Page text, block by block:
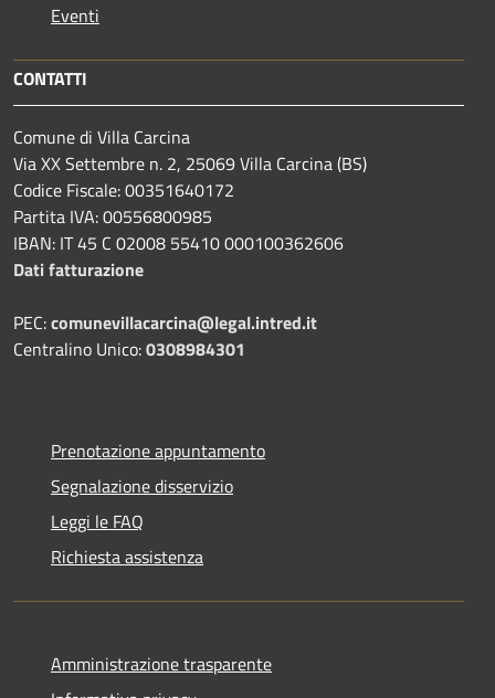
Eventi
CONTATTI
Comune di Villa Carcina
Via XX Settembre n. 2, 25069 Villa Carcina (BS)
Codice Fiscale: 00351640172
Partita IVA: 00556800985
IBAN: IT 45 C 02008 55410 000100362606
Dati fatturazione
PEC:comunevillacarcina@legal.intred.it
Centralino Unico:0308984301
Prenotazione appuntamento
Segnalazione disservizio
Leggi le FAQ
Richiesta assistenza
Amministrazione trasparente